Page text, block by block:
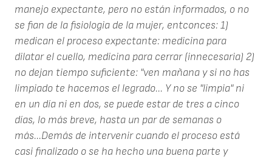
manejo expectante, pero no están informados, o no
se fian de la fisiologia de la mujer, entconces: 1)
medican el proceso expectante: medicina para
dilatar el cuello, medicina para cerrar (innecesaria) 2)
no dejan tiempo suficiente: "ven mañana y si no has
limpiado te hacemos el legrado... Y no se "limpia" ni
en un día ni en dos, se puede estar de tres a cinco
días, lo más breve, hasta un par de semanas o
más...Demás de intervenir cuando el proceso está
casi finalizado o se ha hecho una buena parte y